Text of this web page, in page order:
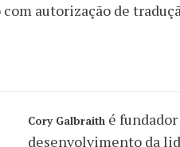
autorização de
Cory Galbraith é
desenvolvimento da